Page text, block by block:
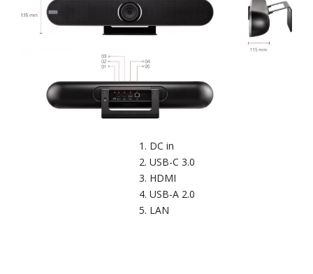
DC in
USB-C 3.0
HDMI
USB-A 2.0
LAN